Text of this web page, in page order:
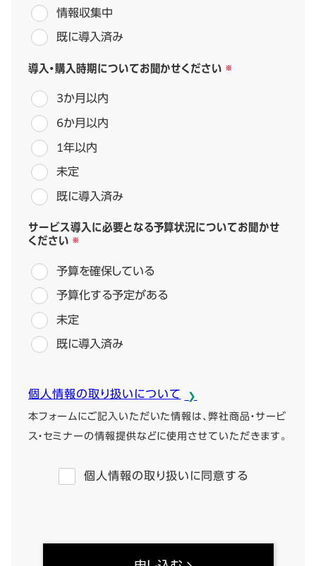
情報収集中
既に導入済み
導入・購入時期についてお聞かせください
3か月以内
6か月以内
1年以内
未定
既に導入済み
サービス導入に必要となる予算状況についてお聞かせ
ください
予算を確保している
予算化する予定がある
未定
既に導入済み
個人情報の取り扱いについて
本フォームにご記入いただいた情報は、弊社商品・サービ
ス・セミナーの情報提供などに使用させていただきます。
個人情報の取り扱いに同意する